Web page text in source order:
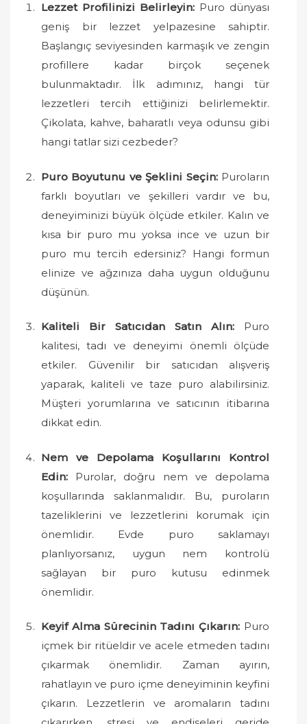
Lezzet Profilinizi Belirleyin: Puro dünyası
geniş bir lezzet yelpazesine sahiptir.
Başlangıç seviyesinden karmaşık ve zengin
profillere kadar birçok seçenek
bulunmaktadır. İlk adımınız, hangi tür
lezzetleri tercih ettiğinizi belirlemektir.
Çikolata, kahve, baharatlı veya odunsu gibi
hangi tatlar sizi cezbeder?
Puro Boyutunu ve Şeklini Seçin:Puroların
farklı boyutları ve şekilleri vardır ve bu,
deneyiminizi büyük ölçüde etkiler. Kalın ve
kısa bir puro mu yoksa ince ve uzun bir
puro mu tercih edersiniz? Hangi formun
elinize ve ağzınıza daha uygun olduğunu
düşünün.
Kaliteli Bir Satıcıdan Satın Alın: Puro
kalitesi, tadı ve deneyimi önemli ölçüde
etkiler. Güvenilir bir satıcıdan alışveriş
yaparak, kaliteli ve taze puro alabilirsiniz.
Müşteri yorumlarına ve satıcının itibarına
dikkat edin.
Nem ve Depolama Koşullarını Kontrol
Edin: Purolar, doğru nem ve depolama
koşullarında saklanmalıdır. Bu, puroların
tazeliklerini ve lezzetlerini korumak için
önemlidir. Evde puro saklamayı
planlıyorsanız, uygun nem kontrolü
sağlayan bir puro kutusu edinmek
önemlidir.
Keyif Alma Sürecinin Tadını Çıkarın: Puro
içmek bir ritüeldir ve acele etmeden tadını
çıkarmak önemlidir. Zaman ayırın,
rahatlayın ve puro içme deneyiminin keyfini
çıkarın. Lezzetlerin ve aromaların tadını